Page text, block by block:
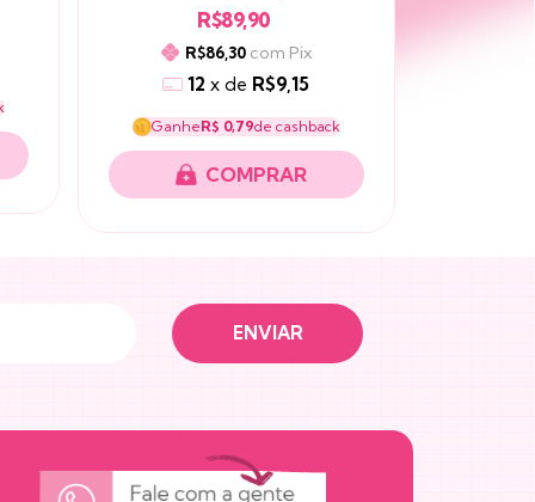
R$89,90
R$86,30 com Pix
12 xde R$9,15
GanheR$ 0,79de cashback
COMPRAR